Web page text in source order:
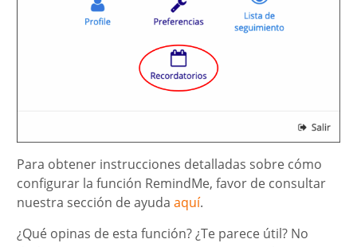
Para obtener instrucciones detalladas sobre cómo
configurar la función RemindMe, favor de consultar
nuestra sección de ayuda aquí.
¿Qué opinas de esta función? ¿Te parece útil? No